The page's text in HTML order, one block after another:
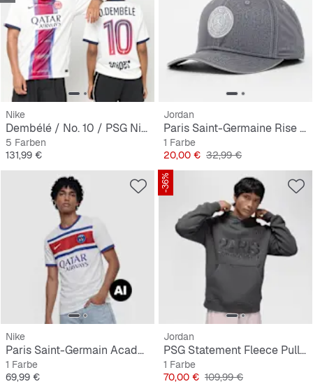
Nike
Dembélé / No. 10 / PSG Nike Away Stadium 2026/27
5 Farben
Preis
131,99 €
Jordan
Paris Saint-Germaine Rise Structured Hat
1 Farbe
Preis
20,00 € Originalpreis
32,99 €
Nike
Paris Saint-Germain Academy Pro Pre-Match Home 2026/27
1 Farbe
Preis
69,99 €
-36%
Jordan
PSG Statement Fleece Pullover
1 Farbe
Preis
70,00 € Originalpreis
109,99 €